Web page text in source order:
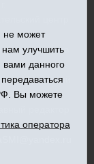
материалов
Юргинский
49
редактор
может
улучшить
данного
Вы можете
оператора